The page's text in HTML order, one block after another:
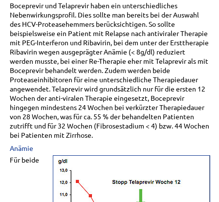
Boceprevir und Telaprevir haben ein unterschiedliches
Nebenwirkungsprofil. Dies sollte man bereits bei der Auswahl
des HCV-Proteasehemmers berücksichtigen. So sollte
beispielsweise ein Patient mit Relapse nach antiviraler Therapie
mit PEG-Interferon und Ribavirin, bei dem unter der Ersttherapie
Ribavirin wegen ausgeprägter Anämie (< 8g/dl) reduziert
werden musste, bei einer Re-Therapie eher mit Telaprevir als mit
Boceprevir behandelt werden. Zudem werden beide
Proteaseinhibitoren für eine unterschiedliche Therapiedauer
angewendet. Telaprevir wird grundsätzlich nur für die ersten 12
Wochen der anti-viralen Therapie eingesetzt, Boceprevir
hingegen mindestens 24 Wochen bei verkürzter Therapiedauer
von 28 Wochen, was für ca. 55 % der behandelten Patienten
zutrifft und für 32 Wochen (Fibrosestadium < 4) bzw. 44 Wochen
bei Patienten mit Zirrhose.
Anämie
Für beide